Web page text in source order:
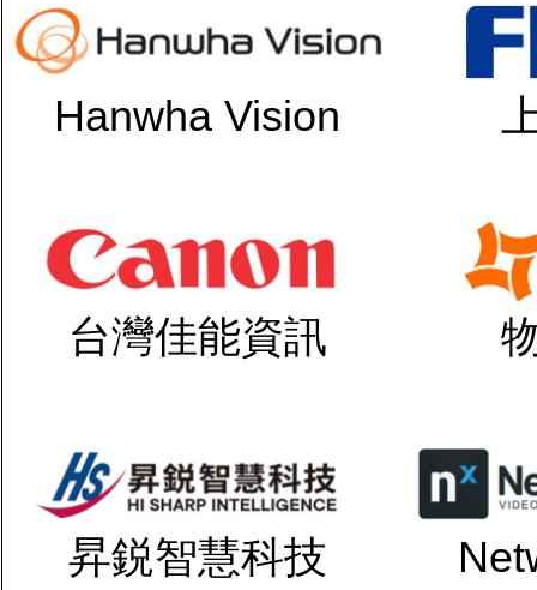
Hanwha Vision
台灣佳能資訊
昇鋭智慧科技